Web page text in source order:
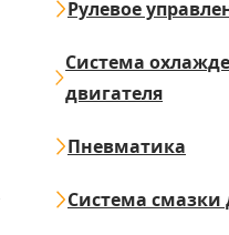
Рулевое
Система
двигателя
Пневматика
Система смазки